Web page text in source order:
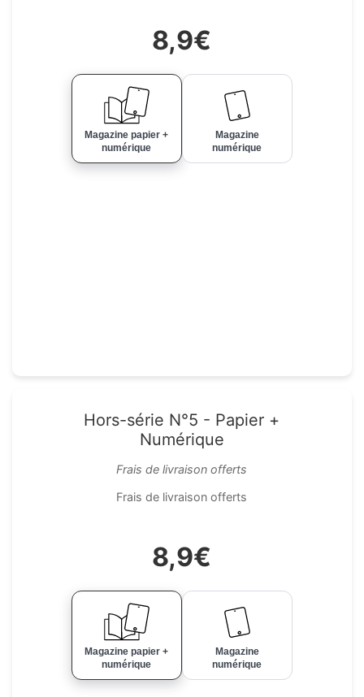
8,9€
Magazine papier +
numérique
Magazine
numérique
Hors-série N°5 - Papier +
Numérique
Frais de livraison offerts
Frais de livraison offerts
8,9€
Magazine papier +
numérique
Magazine
numérique